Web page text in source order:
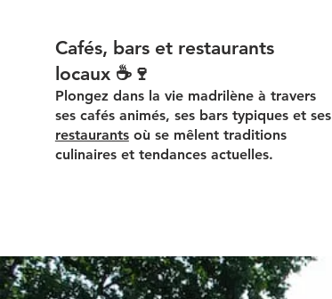
Cafés, bars et restaurants
locaux ☕🍷
Plongez dans la vie madrilène à travers
ses cafés animés, ses bars typiques et ses
restaurantsoù se mêlent traditions
culinaires et tendances actuelles.